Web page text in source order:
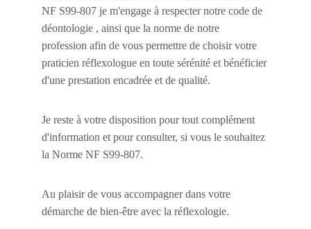
NF S99-807 je m'engage à respecter notre code de
déontologie , ainsi que la norme de notre
profession afin de vous permettre de choisir votre
praticien réflexologue en toute sérénité et bénéficier
d'une prestation encadrée et de qualité.
Je reste à votre disposition pour tout complément
d'information et pour consulter, si vous le souhaitez
la Norme NF S99-807.
Au plaisir de vous accompagner dans votre
démarche de bien-être avec la réflexologie.